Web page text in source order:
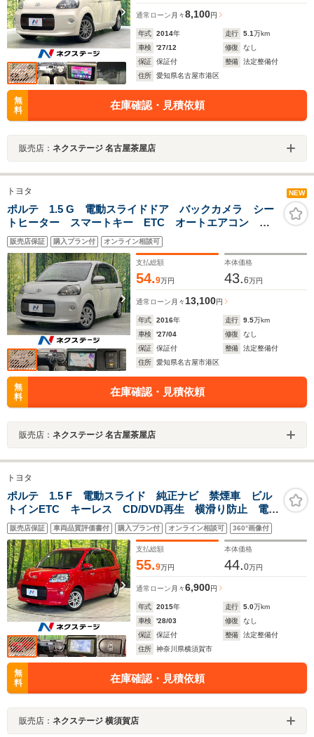
通常ローン 月々8,100円
年式 2014年 走行 5.1万km
車検
'27/12 修復
なし
保証
保証付 整備
法定整備付
住所
愛知県名古屋市港区
無
料
在庫確認・見積依頼
販売店： ネクステージ 名古屋茶屋店
トヨタ NEW
ポルテ 1.5 G 電動スライドドア バックカメラ シー
トヒーター スマートキー ETC オートエアコン
CD DVD再生
販売店保証 購入プラン付 オンライン相談可
支払総額
54.9万円
本体価格
43.6万円
通常ローン 月々 13,100円
年式 2016年 走行 9.5万km
車検
'27/04 修復
なし
保証
保証付 整備
法定整備付
住所
愛知県名古屋市港区
無
料
在庫確認・見積依頼
販売店： ネクステージ 名古屋茶屋店
トヨタ
ポルテ 1.5 F 電動スライド 純正ナビ 禁煙車 ビル
トインETC キーレス CD/DVD再生 横滑り防止 電動
格納ミラー プライバシーガラス 盗難防止装置 シー
トリフター
販売店保証 車両品質評価書付 購入プラン付 オンライン相談可 360°画像付
支払総額
55.9万円
本体価格
44.0万円
通常ローン 月々6,900円
年式 2015年 走行 5.0万km
車検
'28/03 修復
なし
保証
保証付 整備
法定整備付
住所
神奈川県横須賀市
無
料
在庫確認・見積依頼
販売店： ネクステージ 横須賀店